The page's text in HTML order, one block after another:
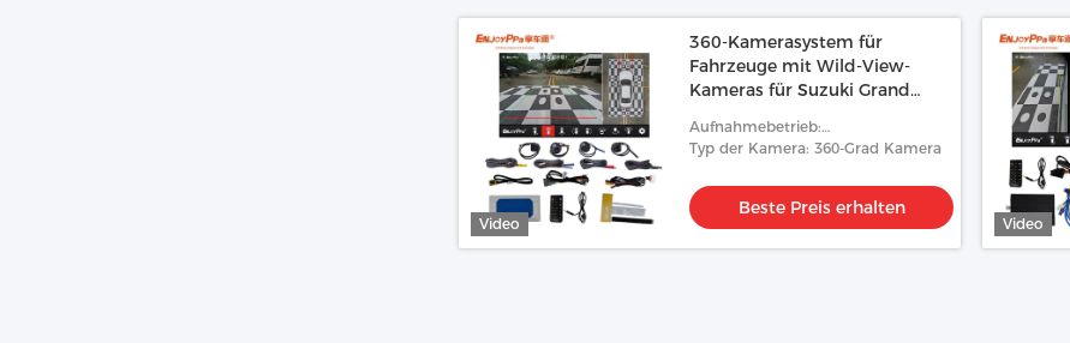
Video
360-Kamerasystem für
Fahrzeuge mit Wild-View-
Kameras für Suzuki Grand
Aufnahmebetrieb:
Schleifenaufnahme
Typ der Kamera: 360-Grad Kamera
Beste Preis erhalten
Video